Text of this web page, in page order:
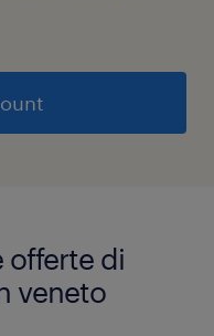
offerte di
veneto